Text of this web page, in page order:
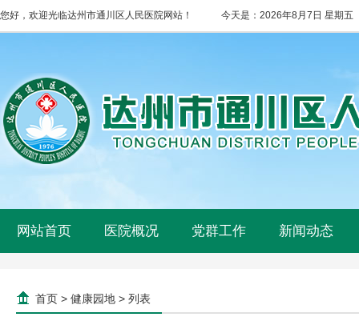
您好，欢迎光临达州市通川区人民医院网站！ 今天是： 2026年8月7日 星期五
网站首页 医院概况 党群工作 新闻动态
首页 > 健康园地 > 列表